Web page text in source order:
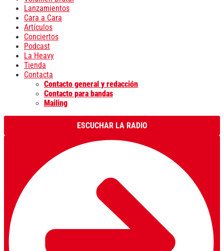
Lanzamientos
Cara a Cara
Artículos
Conciertos
Podcast
La Heavy
Tienda
Contacta
Contacto general y redacción
Contacto para bandas
Mailing
ESCUCHAR LA RADIO